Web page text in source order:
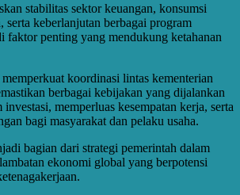
stabilitas sektor keuangan, konsumsi
serta keberlanjutan berbagai program
faktor penting yang mendukung ketahanan
koordinasi lintas kementerian
berbagai kebijakan yang dijalankan
memperluas kesempatan kerja, serta
bagi masyarakat dan pelaku usaha.
bagian dari strategi pemerintah dalam
ekonomi global yang berpotensi